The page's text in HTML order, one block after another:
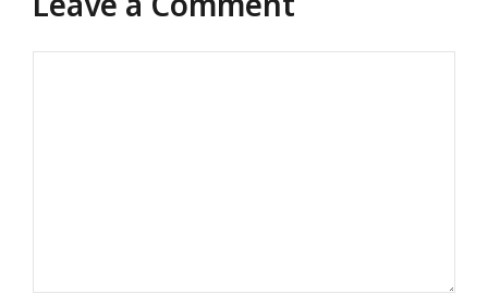
Leave a Comment